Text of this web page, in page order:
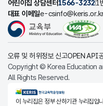
어린이집 상담센터1566-32321
대표 이메일e-
오류 및 허위정보 신고OPEN API
Copyright © Korea Education
All Rights Reserved.
KERIS한국교육학술정보원
이 누리집은 정부 산하기관 누리집입